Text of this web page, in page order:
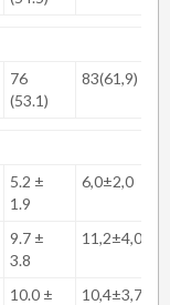
76
(53.1)
83(61,9)
5.2 ±
1.9
6,0±2,0
9.7 ±
3.8
11,2±4,0
10.0 ±
10,4±3,7